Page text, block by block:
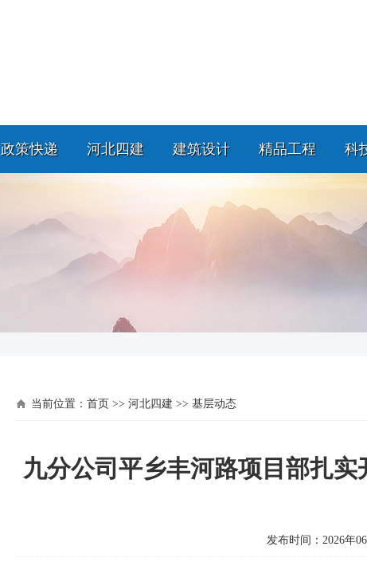
政策快递 河北四建 建筑设计 精品工程 科
当前位置： 首页 >> 河北四建 >> 基层动态
九分公司平乡丰河路项目部扎
发布时间：2026年